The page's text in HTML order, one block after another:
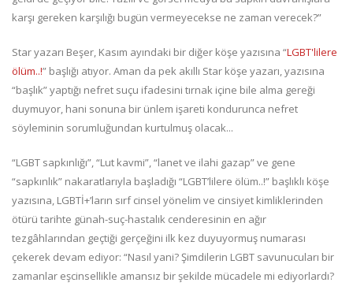
karşı gereken karşılığı bugün vermeyecekse ne zaman verecek?”
Star yazarı Beşer, Kasım ayındaki bir diğer köşe yazısına “LGBT'lilere
ölüm..!” başlığı atıyor. Aman da pek akıllı Star köşe yazarı, yazısına
“başlık” yaptığı nefret suçu ifadesini tırnak içine bile alma gereği
duymuyor, hani sonuna bir ünlem işareti kondurunca nefret
söyleminin sorumluğundan kurtulmuş olacak...
“LGBT sapkınlığı”, “Lut kavmi”, “lanet ve ilahi gazap” ve gene
“sapkınlık” nakaratlarıyla başladığı “LGBT’lilere ölüm..!” başlıklı köşe
yazısına, LGBTİ+’ların sırf cinsel yönelim ve cinsiyet kimliklerinden
ötürü tarihte günah-suç-hastalık cenderesinin en ağır
tezgâhlarından geçtiği gerçeğini ilk kez duyuyormuş numarası
çekerek devam ediyor: “Nasıl yani? Şimdilerin LGBT savunucuları bir
zamanlar eşcinsellikle amansız bir şekilde mücadele mi ediyorlardı?